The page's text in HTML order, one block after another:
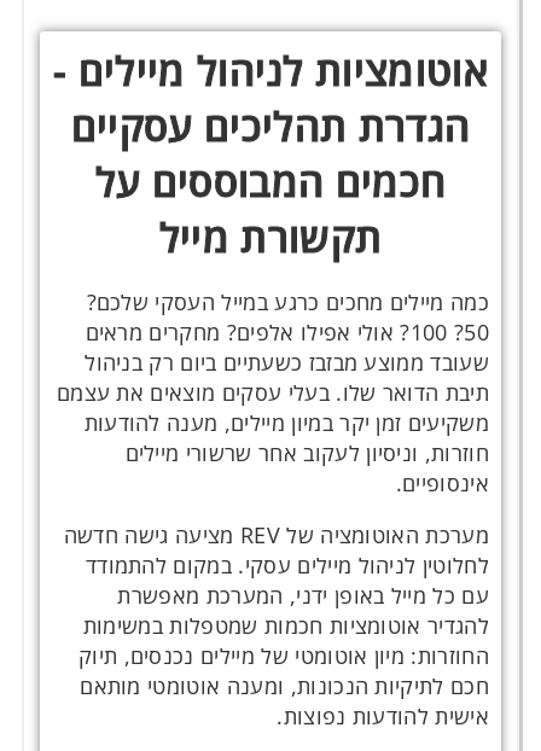
אוטומציות לניהול מיילים -
הגדרת תהליכים עסקיים
חכמים המבוססים על
תקשורת מייל
כמה מיילים מחכים כרגע במייל העסקי שלכם?
50? 100? אולי אפילו אלפים? מחקרים מראים
שעובד ממוצע מבזבז כשעתיים ביום רק בניהול
תיבת הדואר שלו. בעלי עסקים מוצאים את עצמם
משקיעים זמן יקר במיון מיילים, מענה להודעות
חוזרות, וניסיון לעקוב אחר שרשורי מיילים
אינסופיים.
מערכת האוטומציה של REV מציעה גישה חדשה
לחלוטין לניהול מיילים עסקי. במקום להתמודד
עם כל מייל באופן ידני, המערכת מאפשרת
להגדיר אוטומציות חכמות שמטפלות במשימות
החוזרות: מיון אוטומטי של מיילים נכנסים, תיוק
חכם לתיקיות הנכונות, ומענה אוטומטי מותאם
אישית להודעות נפוצות.